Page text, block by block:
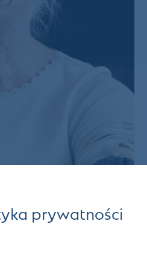
prywatności